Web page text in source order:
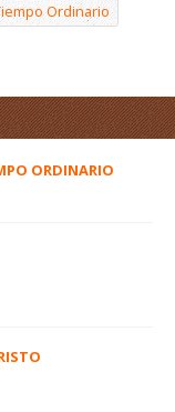
Ordinario
ORDINARIO